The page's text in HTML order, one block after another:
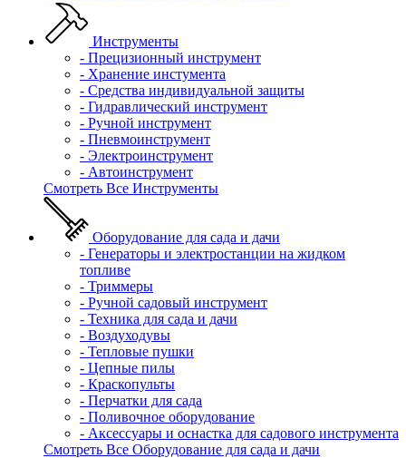
Инструменты
- Прецизионный инструмент
- Хранение инстумента
- Средства индивидуальной защиты
- Гидравлический инструмент
- Ручной инструмент
- Пневмоинструмент
- Электроинструмент
- Автоинструмент
Смотреть Все Инструменты
Оборудование для сада и дачи
- Генераторы и электростанции на жидком
топливе
- Триммеры
- Ручной садовый инструмент
- Техника для сада и дачи
- Воздуходувы
- Тепловые пушки
- Цепные пилы
- Краскопульты
- Перчатки для сада
- Поливочное оборудование
- Аксессуары и оснастка для садового инструмента
Смотреть Все Оборудование для сада и дачи